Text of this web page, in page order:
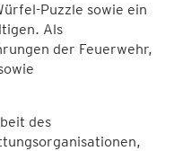
Puzzle sowie ein
Als
der Feuerwehr,
des